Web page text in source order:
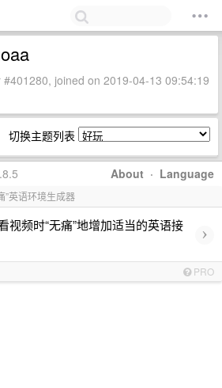
#401280, joined on 2019-04-13 09:54:19
切换主题列表
About · Language
”英语环境生成器
视频时“无痛”地增加适当的英语接
›
PRO